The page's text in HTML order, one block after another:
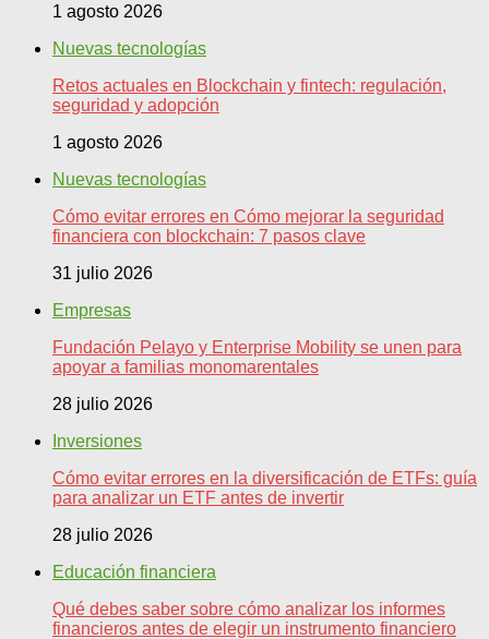
1 agosto 2026
Nuevas tecnologías
Retos actuales en Blockchain y fintech: regulación,
seguridad y adopción
1 agosto 2026
Nuevas tecnologías
Cómo evitar errores en Cómo mejorar la seguridad
financiera con blockchain: 7 pasos clave
31 julio 2026
Empresas
Fundación Pelayo y Enterprise Mobility se unen para
apoyar a familias monomarentales
28 julio 2026
Inversiones
Cómo evitar errores en la diversificación de ETFs: guía
para analizar un ETF antes de invertir
28 julio 2026
Educación financiera
Qué debes saber sobre cómo analizar los informes
financieros antes de elegir un instrumento financiero